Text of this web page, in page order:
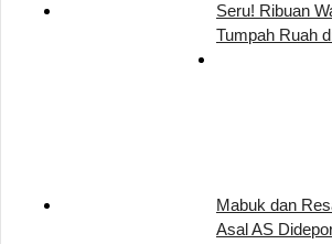
Seru! Ribuan
Tumpah Ruah
Mabuk dan
Asal AS